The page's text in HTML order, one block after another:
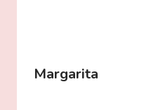
Margarita